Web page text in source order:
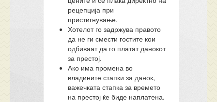
рецепција при
пристигнување.
Хотелот го задржува правото
да не ги смести гостите кои
одбиваат да го платат данокот
за престој.
Ако има промена во
владините стапки за данок,
важечката стапка за времето
на престој ќе биде наплатена.